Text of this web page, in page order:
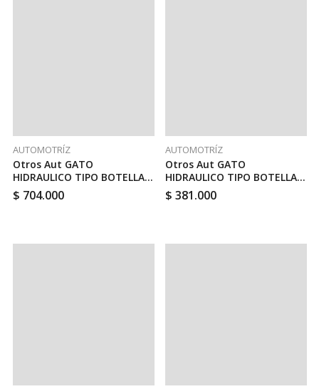
AUTOMOTRÍZ
Otros Aut GATO
HIDRAULICO TIPO BOTELLA
30 TON // TOTAL THT109302
$ 704.000
AUTOMOTRÍZ
Otros Aut GATO
HIDRAULICO TIPO BOTELLA
20 TON // TOTAL THT109202
$ 381.000